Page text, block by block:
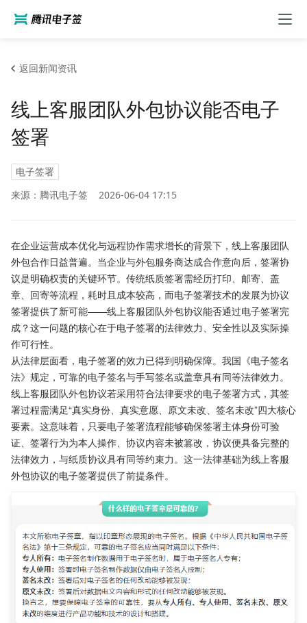
返回新闻资讯
线上客服团队外包协议能否电子
签署
电子签署
来源：腾讯电子签
2026-06-04 17:15
在企业运营成本优化与远程协作需求增长的背景下，线上客服团队
外包合作日益普遍。当企业与外包服务商达成合作意向后，签署协
议是明确权责的关键环节。传统纸质签署需经历打印、邮寄、盖
章、回寄等流程，耗时且成本较高，而电子签署技术的发展为协议
签署提供了新可能——线上客服团队外包协议能否通过电子签署完
成？这一问题的核心在于电子签署的法律效力、安全性以及实际操
作可行性。
从法律层面看，电子签署的效力已得到明确保障。我国《电子签名
法》规定，可靠的电子签名与手写签名或盖章具有同等法律效力。
线上客服团队外包协议若采用符合法律要求的电子签署方式，其签
署过程需满足“真实身份、真实意愿、原文未改、签名未改”四大核心
要素。这意味着，只要电子签署流程能够确保签署主体身份可验
证、签署行为为本人操作、协议内容未被篡改，协议便具备完整的
法律效力，与纸质协议具有同等约束力。这一法律基础为线上客服
外包协议的电子签署提供了前提条件。